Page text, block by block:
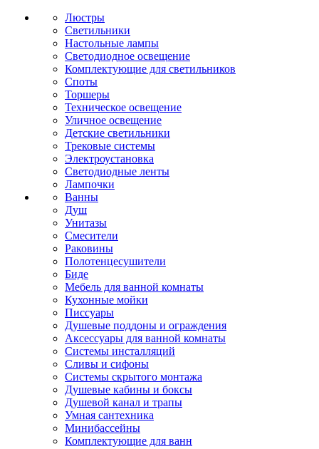
Люстры
Светильники
Настольные лампы
Светодиодное освещение
Комплектующие для светильников
Споты
Торшеры
Техническое освещение
Уличное освещение
Детские светильники
Трековые системы
Электроустановка
Светодиодные ленты
Лампочки
Ванны
Душ
Унитазы
Смесители
Раковины
Полотенцесушители
Биде
Мебель для ванной комнаты
Кухонные мойки
Писсуары
Душевые поддоны и ограждения
Аксессуары для ванной комнаты
Системы инсталляций
Сливы и сифоны
Системы скрытого монтажа
Душевые кабины и боксы
Душевой канал и трапы
Умная сантехника
Минибассейны
Комплектующие для ванн